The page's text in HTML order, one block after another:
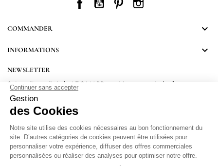
Facebook
YouTube
PinterestInstagram
COMMANDER 
INFORMATIONS 
NEWSLETTER
Suivez l’actualité de LEONARD et découvrez de belles
surprises.
En vous inscrivant, vous acceptez notre Politique de confidentialité.Protection
des données personnelles.